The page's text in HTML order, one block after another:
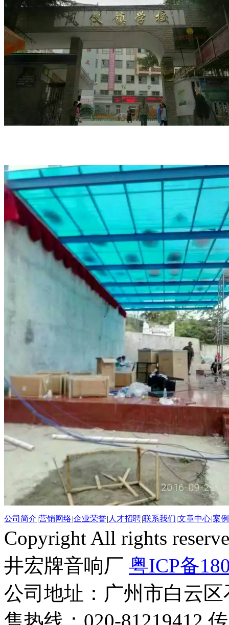
公司简介|营销网络|企业荣誉| 人才招聘|联系我们|文章中心|案
Copyright All rights
井宏牌音响厂 粤ICP备
公司地址：广州市白云